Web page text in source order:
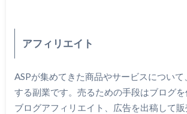
アフィリエイト
ASPが集めてきた商品やサービスについ
する副業です。売るための手段はブログ
ブログアフィリエイト、広告を出稿して